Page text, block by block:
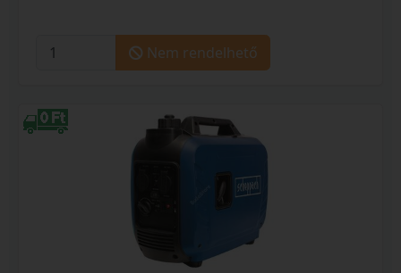
Nem rendelhető